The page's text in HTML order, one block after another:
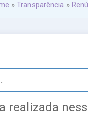
»Transparência »
realizada